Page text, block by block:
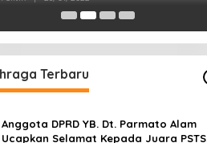
Anggota DPRD YB. Dt. Parmato Alam
Ucapkan Selamat Kepada Juara PSTS
PPLP Juarai Pospa Cup, Edward DF
Ucapkan Selamat
Letkov Kav Ferry Lahe Juara di Bali